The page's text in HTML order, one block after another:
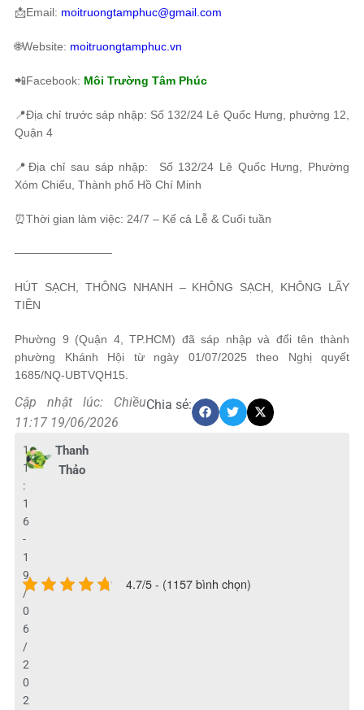
📩Email: moitruongtamphuc@gmail.com
🌐Website: moitruongtamphuc.vn
📲Facebook: Môi Trường Tâm Phúc
📍Địa chỉ trước sáp nhập: Số 132/24 Lê Quốc Hưng, phường 12,
Quận 4
📍Địa chỉ sau sáp nhập: Số 132/24 Lê Quốc Hưng, Phường
Xóm Chiếu, Thành phố Hồ Chí Minh
⏰Thời gian làm việc: 24/7 – Kể cả Lễ & Cuối tuần
────────────
HÚT SẠCH, THÔNG NHANH – KHÔNG SẠCH, KHÔNG LẤY
TIỀN
Phường 9 (Quận 4, TP.HCM) đã sáp nhập và đổi tên thành
phường Khánh Hội từ ngày 01/07/2025 theo Nghị quyết
1685/NQ-UBTVQH15.
Cập nhật lúc: Chiều
11:17 19/06/2026
Chia sẻ:
Thanh
Thảo
1
1
:
1
6
-
1
9
/
0
6
/
2
0
2
4.7/5 - (1157 bình chọn)